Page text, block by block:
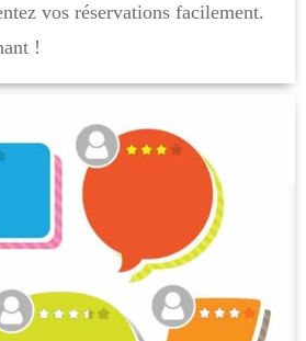
vos réservations facilement.
!